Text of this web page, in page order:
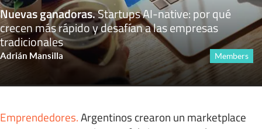
Nuevas ganadoras.Startups AI-native: por qué
crecen más rápido y desafían a las empresas
tradicionales
Adrián Mansilla Members
Emprendedores.Argentinos crearon un marketplace